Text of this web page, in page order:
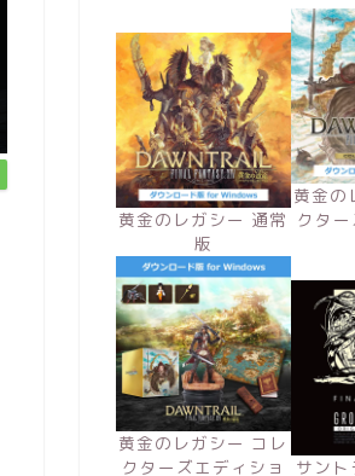
黄金のレガシー 通常
版
黄金の
クタ
黄金のレガシー コレ
クターズエディショ
サント